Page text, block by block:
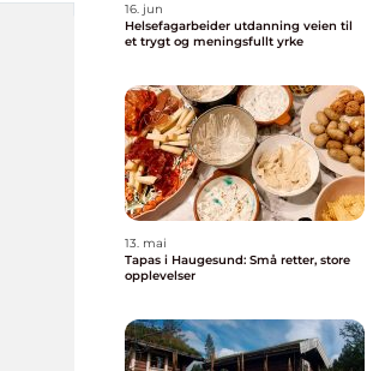
16. jun
Helsefagarbeider utdanning veien til
et trygt og meningsfullt yrke
13. mai
Tapas i Haugesund: Små retter, store
opplevelser